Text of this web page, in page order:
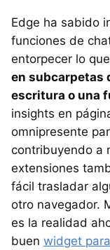
Edge ha sabido
funciones de
entorpecer lo
en subcarpetas
escritura o una
insights en
omnipresente
contribuyendo a
extensiones
fácil trasladar
otro navegador.
es la realidad
buen widget